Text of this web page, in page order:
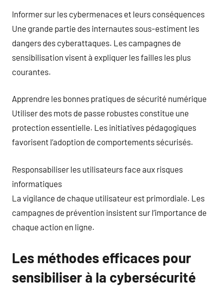
Informer sur les cybermenaces et leurs conséquences
Une grande partie des internautes sous-estiment les
dangers des cyberattaques. Les campagnes de
sensibilisation visent à expliquer les failles les plus
courantes.
Apprendre les bonnes pratiques de sécurité numérique
Utiliser des mots de passe robustes constitue une
protection essentielle. Les initiatives pédagogiques
favorisent l’adoption de comportements sécurisés.
Responsabiliser les utilisateurs face aux risques
informatiques
La vigilance de chaque utilisateur est primordiale. Les
campagnes de prévention insistent sur l’importance de
chaque action en ligne.
Les méthodes efficaces pour
sensibiliser à la cybersécurité